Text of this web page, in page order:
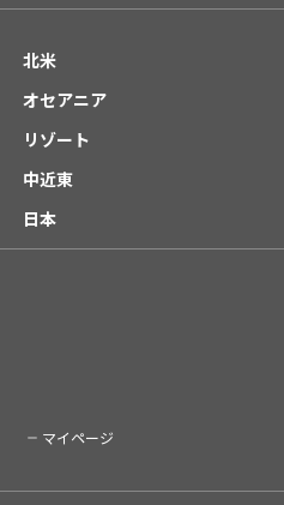
北米
オセアニア
リゾート
中近東
日本
マイページ